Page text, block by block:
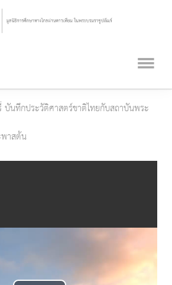
บันทึกประวัติศาสตร์ชาติไทยกับสถาบันพระ
าสต้น